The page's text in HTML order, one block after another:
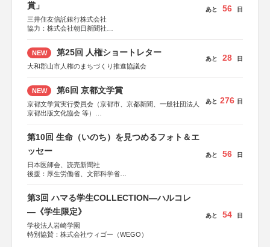
賞」
三井住友信託銀行株式会社
協力：株式会社朝日新聞社
あと 56 日
NEW 第25回 人権ショートレター
大和郡山市人権のまちづくり推進協議会
あと 28 日
NEW 第6回 京都文学賞
京都文学賞実行委員会（京都市、京都新聞、一般社団法人
京都出版文化協会 等）
KADOKAWA、河出書房新社、幻冬舎、講談社、光文社、
集英社、小学館、祥伝社、新潮社、淡交社、ちいさいミシ
マ社、徳間書店、早川書房、PHP研究所、双葉社、文藝春
あと 276 日
第10回 生命（いのち）を見つめるフォト＆エ
ッセー
日本医師会、読売新聞社
後援：厚生労働省、文部科学省
しん生命保険株式会社
あと 56 日
第3回 ハマる学生COLLECTION―ハルコレ
―《学生限定》
学校法人岩崎学園
特別協賛：株式会社ウィゴー（WEGO）
あと 54 日